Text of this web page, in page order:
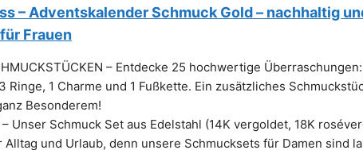
– Adventskalender Schmuck Gold – nachhaltig
Frauen
– Entdecke 25 hochwertige
Ringe, 1 Charme und 1 Fußkette. Ein zusätzliches
Besonderem!
– Unser Schmuck Set aus Edelstahl (14K vergoldet, 18K
und Urlaub, denn unsere Schmucksets für Damen sind